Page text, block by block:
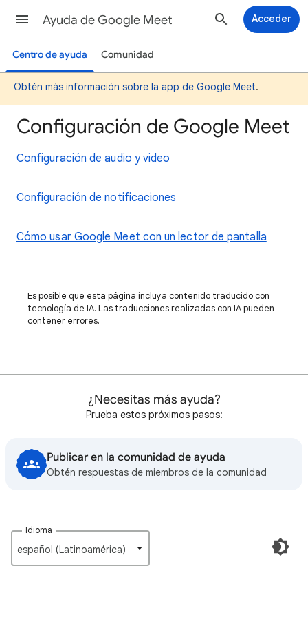
Ayuda de Google Meet Acceder
Centro de ayuda Comunidad
Obtén más información sobre la app de Google Meet.
Configuración de Google Meet
Configuración de audio y video
Configuración de notificaciones
Cómo usar Google Meet con un lector de pantalla
Es posible que esta página incluya contenido traducido con
tecnología de IA. Las traducciones realizadas con IA pueden
contener errores.
¿Necesitas más ayuda?
Prueba estos próximos pasos:
Publicar en la comunidad de ayuda
Obtén respuestas de miembros de la comunidad
Idioma
español (Latinoamérica)‎